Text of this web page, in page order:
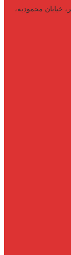
خیابان محمودیه،